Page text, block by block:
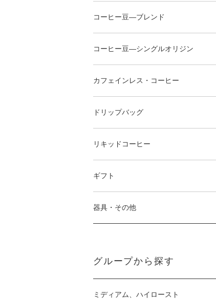
コーヒー豆―ブレンド
コーヒー豆―シングルオリジン
カフェインレス・コーヒー
ドリップバッグ
リキッドコーヒー
ギフト
器具・その他
グループから探す
ミディアム、ハイロースト